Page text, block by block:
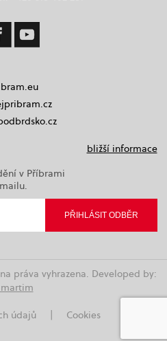
bližší informace
v Příbrami
práva vyhrazena. Developed by:
údajů
Cookies